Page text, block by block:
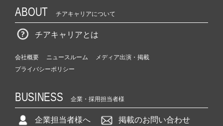
ABOUT チアキャリアについて
チアキャリアとは
会社概要 ニュースルーム
メディア出演・掲載
プライバシーポリシー
BUSINESS 企業・採用担当者様
企業担当者様へ 掲載のお問い合わせ